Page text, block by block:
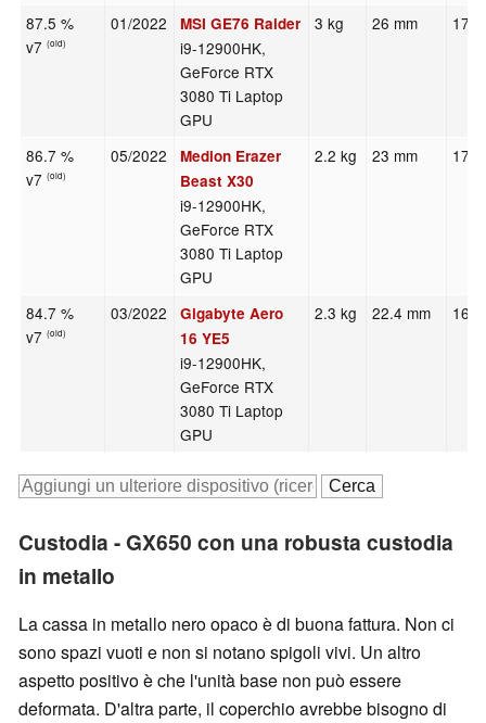
87.5 %
v7(old)
01/2022 MSI GE76 Raider
i9-12900HK,
GeForce RTX
3080 Ti Laptop
GPU
3 kg 26 mm
86.7 %
v7(old)
05/2022
Medion Erazer
Beast X30
i9-12900HK,
GeForce RTX
3080 Ti Laptop
GPU
2.2 kg 23 mm
84.7 %
v7(old)
03/2022
Gigabyte Aero
16 YE5
i9-12900HK,
GeForce RTX
3080 Ti Laptop
GPU
2.3 kg 22.4 mm
Custodia - GX650 con una robusta custodia
in metallo
La cassa in metallo nero opaco è di buona fattura. Non ci
sono spazi vuoti e non si notano spigoli vivi. Un altro
aspetto positivo è che l'unità base non può essere
deformata. D'altra parte, il coperchio avrebbe bisogno di